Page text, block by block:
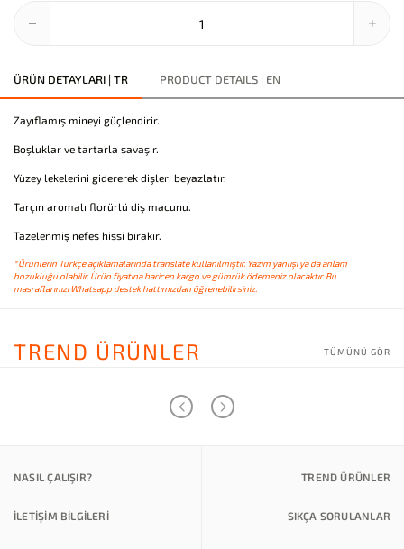
ÜRÜN DETAYLARI | TR PRODUCT DETAILS | EN
Zayıflamış mineyi güçlendirir.
Boşluklar ve tartarla savaşır.
Yüzey lekelerini gidererek dişleri beyazlatır.
Tarçın aromalı florürlü diş macunu.
Tazelenmiş nefes hissi bırakır.
*Ürünlerin Türkçe açıklamalarında translate kullanılmıştır. Yazım yanlışı ya da anlam
bozukluğu olabilir. Ürün fiyatına haricen kargo ve gümrük ödemeniz olacaktır. Bu
masraflarınızı Whatsapp destek hattımızdan öğrenebilirsiniz.
TREND ÜRÜNLER TÜMÜNÜ GÖR
NASIL ÇALIŞIR? TREND ÜRÜNLER
İLETİŞİM BİLGİLERİ SIKÇA SORULANLAR